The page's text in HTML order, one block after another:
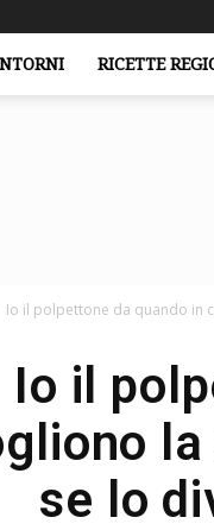
RICETTE
Io il polpettone da quando in
Io il
se lo